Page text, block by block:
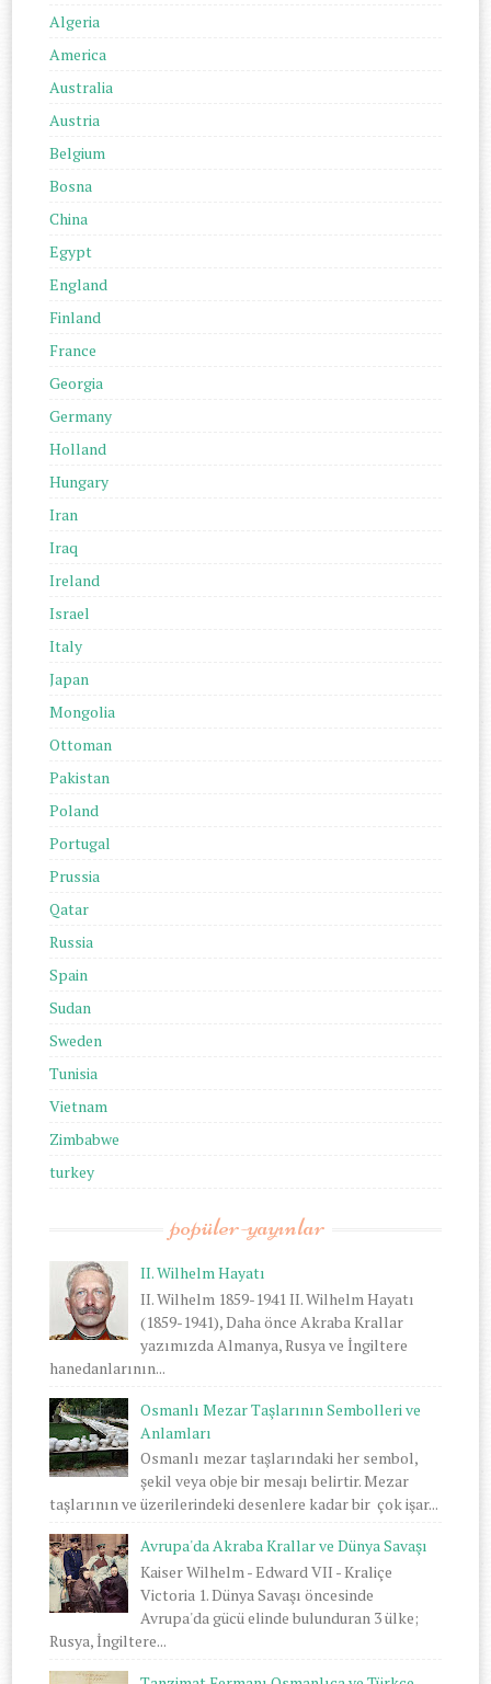
Algeria
America
Australia
Austria
Belgium
Bosna
China
Egypt
England
Finland
France
Georgia
Germany
Holland
Hungary
Iran
Iraq
Ireland
Israel
Italy
Japan
Mongolia
Ottoman
Pakistan
Poland
Portugal
Prussia
Qatar
Russia
Spain
Sudan
Sweden
Tunisia
Vietnam
Zimbabwe
turkey
popüler-yayınlar
II. Wilhelm Hayatı
II. Wilhelm 1859-1941 II. Wilhelm Hayatı
(1859-1941), Daha önce Akraba Krallar
yazımızda Almanya, Rusya ve İngiltere
hanedanlarının...
Osmanlı Mezar Taşlarının Sembolleri ve
Anlamları
Osmanlı mezar taşlarındaki her sembol,
şekil veya obje bir mesajı belirtir. Mezar
taşlarının ve üzerilerindeki desenlere kadar bir çok işar...
Avrupa'da Akraba Krallar ve Dünya Savaşı
Kaiser Wilhelm - Edward VII - Kraliçe
Victoria 1. Dünya Savaşı öncesinde
Avrupa'da gücü elinde bulunduran 3 ülke;
Rusya, İngiltere...